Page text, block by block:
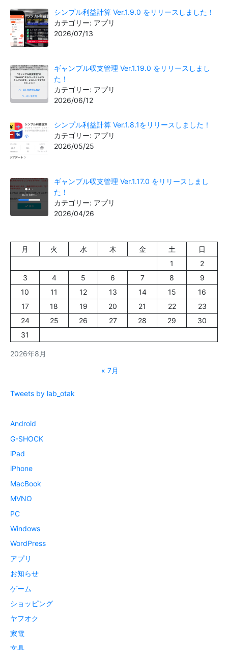
シンプル利益計算 Ver.1.9.0 をリリースしました！
カテゴリー: アプリ
2026/07/13
ギャンブル収支管理 Ver.1.19.0 をリリースしまし
た！
カテゴリー: アプリ
2026/06/12
シンプル利益計算 Ver.1.8.1をリリースしました！
カテゴリー: アプリ
2026/05/25
ギャンブル収支管理 Ver.1.17.0 をリリースしまし
た！
カテゴリー: アプリ
2026/04/26
2026年8月
月 火 水 木 金 土
日
1
2
3
4 5 6 7 8
9
10
11 12 13 14 15
16
17
18 19 20 21 22
23
24
25 26 27 28 29
30
31
« 7月
Tweets by lab_otak
Android
G-SHOCK
iPad
iPhone
MacBook
MVNO
PC
Windows
WordPress
アプリ
お知らせ
ゲーム
ショッピング
ヤフオク
家電